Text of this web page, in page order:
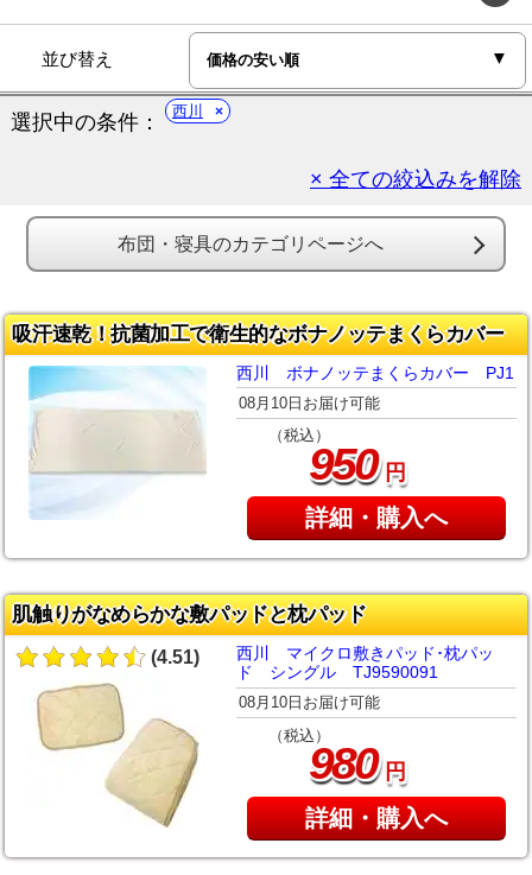
並び替え
選択中の条件： 西川
× 全ての絞込みを解除
布団・寝具のカテゴリページへ
吸汗速乾！抗菌加工で衛生的なボナノッテまくらカバー
西川 ボナノッテまくらカバー PJ1
08月10日お届け可能
（税込）
950円
詳細・購入へ
肌触りがなめらかな敷パッドと枕パッド
(4.51)
西川 マイクロ敷きパッド･枕パッ
ド シングル TJ9590091
08月10日お届け可能
（税込）
980円
詳細・購入へ